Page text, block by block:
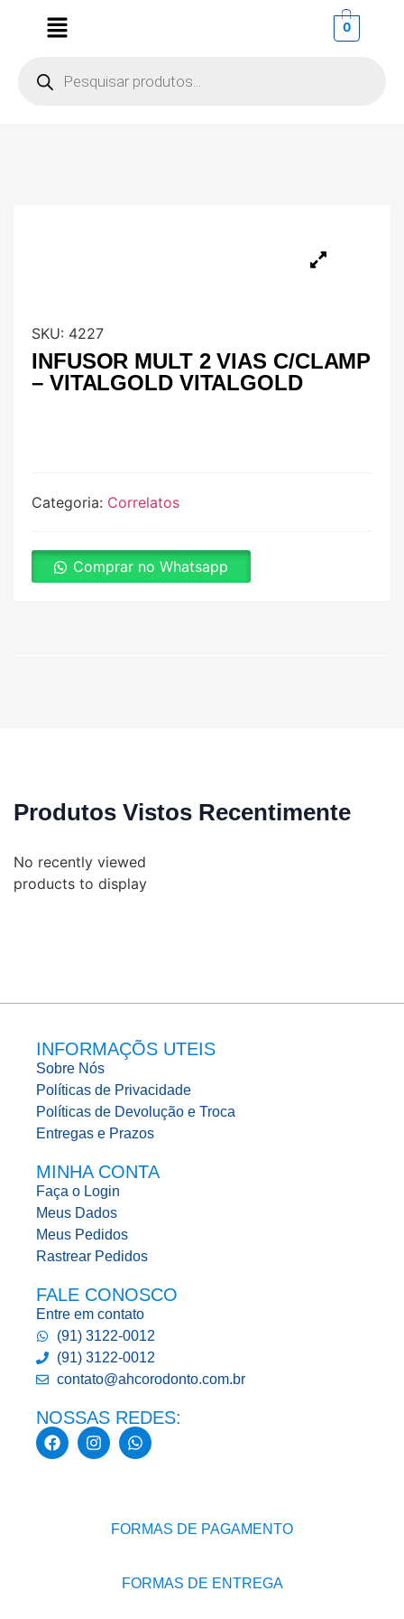
0
SKU: 4227
INFUSOR MULT 2 VIAS C/CLAMP
– VITALGOLD VITALGOLD
Categoria: Correlatos
Comprar no Whatsapp
Produtos Vistos Recentimente
No recently viewed
products to display
INFORMAÇÕS UTEIS
Sobre Nós
Políticas de Privacidade
Políticas de Devolução e Troca
Entregas e Prazos
MINHA CONTA
Faça o Login
Meus Dados
Meus Pedidos
Rastrear Pedidos
FALE CONOSCO
Entre em contato
(91) 3122-0012
(91) 3122-0012
contato@ahcorodonto.com.br
NOSSAS REDES:
FORMAS DE PAGAMENTO
FORMAS DE ENTREGA